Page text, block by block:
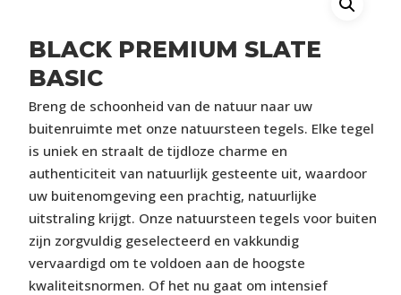
BLACK PREMIUM SLATE
BASIC
Breng de schoonheid van de natuur naar uw
buitenruimte met onze natuursteen tegels. Elke tegel
is uniek en straalt de tijdloze charme en
authenticiteit van natuurlijk gesteente uit, waardoor
uw buitenomgeving een prachtig, natuurlijke
uitstraling krijgt. Onze natuursteen tegels voor buiten
zijn zorgvuldig geselecteerd en vakkundig
vervaardigd om te voldoen aan de hoogste
kwaliteitsnormen. Of het nu gaat om intensief